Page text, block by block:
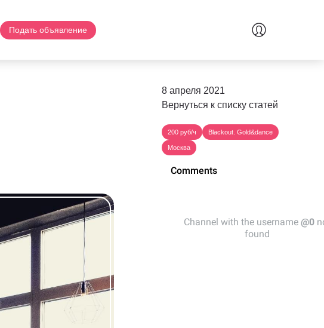
Подать объявление
8 апреля 2021
Вернуться к списку статей
200 руб/ч Blackout. Gold&dance
Москва